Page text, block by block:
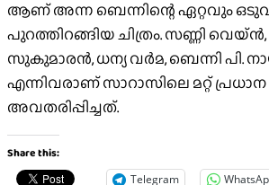
ആണ് അന്ന ബെന്നിന്റെ ഏറ്റവും
പുറത്തിറങ്ങിയ ചിത്രം. സണ്ണി വെയ്ന്‍,
സുകുമാരന്‍, ധന്യ വര്‍മ, ബെന്നി പി.
എന്നിവരാണ് സാറാസിലെ മറ്റ്
അവതരിപ്പിച്ചത്.
Share this:
Telegram